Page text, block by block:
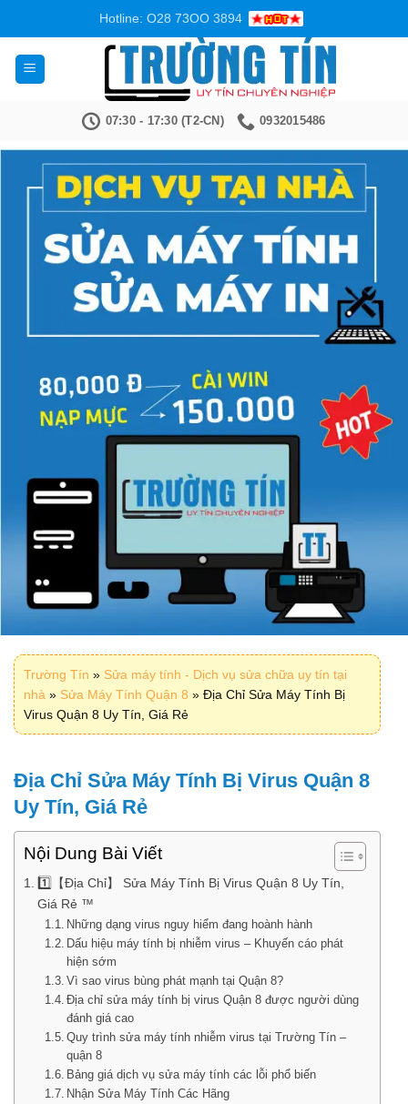
nội
dung
Hotline: O28 73OO 3894
07:30 - 17:30 (T2-CN) 0932015486
Trường Tín » Sửa máy tính - Dịch vụ sửa chữa uy tín tại
nhà » Sửa Máy Tính Quận 8 » Địa Chỉ Sửa Máy Tính Bị
Virus Quận 8 Uy Tín, Giá Rẻ
Địa Chỉ Sửa Máy Tính Bị Virus Quận 8
Uy Tín, Giá Rẻ
Nội Dung Bài Viết
1️⃣【Địa Chỉ】 Sửa Máy Tính Bị Virus Quận 8 Uy Tín,
Giá Rẻ ™
Những dạng virus nguy hiểm đang hoành hành
Dấu hiệu máy tính bị nhiễm virus – Khuyến cáo phát
hiện sớm
Vì sao virus bùng phát mạnh tại Quận 8?
Địa chỉ sửa máy tính bị virus Quận 8 được người dùng
đánh giá cao
Quy trình sửa máy tính nhiễm virus tại Trường Tín –
quận 8
Bảng giá dịch vụ sửa máy tính các lỗi phổ biến
Nhận Sửa Máy Tính Các Hãng